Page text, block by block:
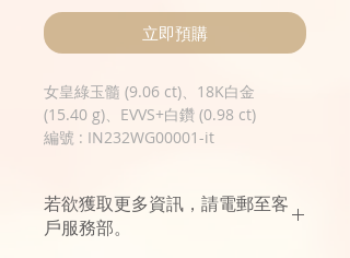
立即預購
女皇綠玉髓 (9.06 ct)、18K白金
(15.40 g)、EVVS+白鑽 (0.98 ct)
編號 : IN232WG00001-it
若欲獲取更多資訊，請電郵至客
戶服務部。